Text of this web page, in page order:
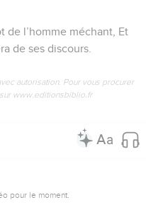
de l’homme méchant, Et
de ses discours.
autorisation. Pour vous procurer
www.editionsbiblio.fr
pour le moment.